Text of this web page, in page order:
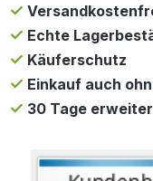
Echte
Käuferschutz
Einkauf auch
30 Tage